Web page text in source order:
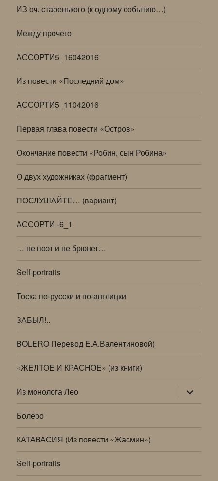
ИЗ оч. старенького (к одному событию…)
Между прочего
АССОРТИ5_16042016
Из повести «Последний дом»
АССОРТИ5_11042016
Первая глава повести «Остров»
Окончание повести «Робин, сын Робина»
О двух художниках (фрагмент)
ПОСЛУШАЙТЕ… (вариант)
АССОРТИ -6_1
… не поэт и не брюнет…
Self-portraits
Тоска по-русски и по-англицки
ЗАБЫЛ!..
BOLERO Перевод Е.А.Валентиновой)
«ЖЕЛТОЕ И КРАСНОЕ» (из книги)
Из монолога Лео раскрыть
дочернее
меню
Болеро
КАТАВАСИЯ (Из повести «Жасмин»)
Self-portraits